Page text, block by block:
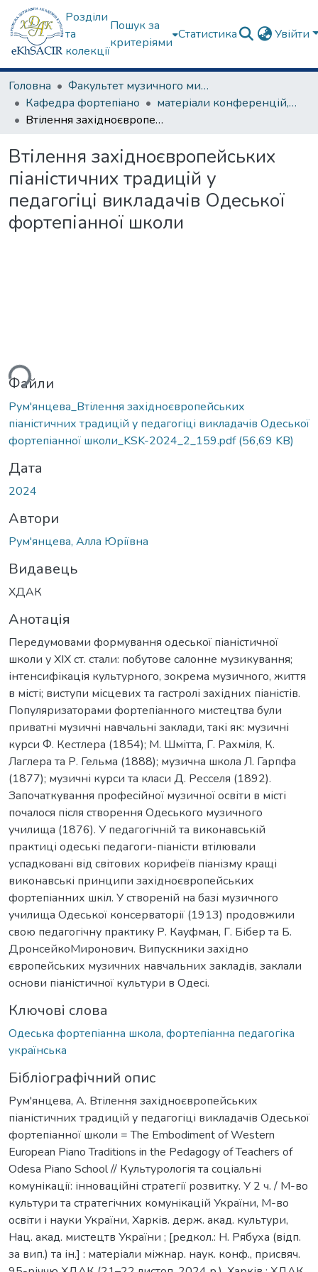
Розділи
та
колекції
Пошук за
критеріями
Статистика Увійти
Головна
Факультет музичного мистецтва
Кафедра фортепіано
матеріали конференцій, семінарів, круглих столів та ін.
Втілення західноєвропейських піаністичних традицій у педагогіці викладачів Одеської фортепіанної школи
Втілення західноєвропейських
піаністичних традицій у
педагогіці викладачів Одеської
фортепіанної школи
Файли
Рум'янцева_Втілення західноєвропейських
піаністичних традицій у педагогіці викладачів Одеської
фортепіанної школи_KSK-2024_2_159.pdf(56,69 KB)
Дата
2024
Автори
Рум'янцева, Алла Юріївна
Видавець
ХДАК
Анотація
Передумовами формування одеської піаністичної
школи у XIX ст. стали: побутове салонне музикування;
інтенсифікація культурного, зокрема музичного, життя
в місті; виступи місцевих та гастролі західних піаністів.
Популяризаторами фортепіанного мистецтва були
приватні музичні навчальні заклади, такі як: музичні
курси Ф. Кестлера (1854); М. Шмітта, Г. Рахміля, К.
Лаглера та Р. Гельма (1888); музична школа Л. Гарпфа
(1877); музичні курси та класи Д. Ресселя (1892).
Започаткування професійної музичної освіти в місті
почалося після створення Одеського музичного
училища (1876). У педагогічній та виконавській
практиці одеські педагоги-піаністи втілювали
успадковані від світових корифеїв піанізму кращі
виконавські принципи західноєвропейських
фортепіанних шкіл. У створеній на базі музичного
училища Одеської консерваторії (1913) продовжили
свою педагогічну практику Р. Кауфман, Г. Бібер та Б.
ДронсейкоМиронович. Випускники західно
європейських музичних навчальних закладів, заклали
основи піаністичної культури в Одесі.
Ключові слова
Одеська фортепіанна школа, фортепіанна педагогіка
українська
Бібліографічний опис
Рум'янцева, А. Втілення західноєвропейських
піаністичних традицій у педагогіці викладачів Одеської
фортепіанної школи = The Embodiment of Western
European Piano Traditions in the Pedagogy of Teachers of
Odesa Piano School // Культурологія та соціальні
комунікації: інноваційні стратегії розвитку. У 2 ч. / М-во
культури та стратегічних комунікацій України, М-во
освіти і науки України, Харків. держ. акад. культури,
Нац. акад. мистецтв України ; [редкол.: Н. Рябуха (відп.
за вип.) та ін.] : матеріали міжнар. наук. конф., присвяч.